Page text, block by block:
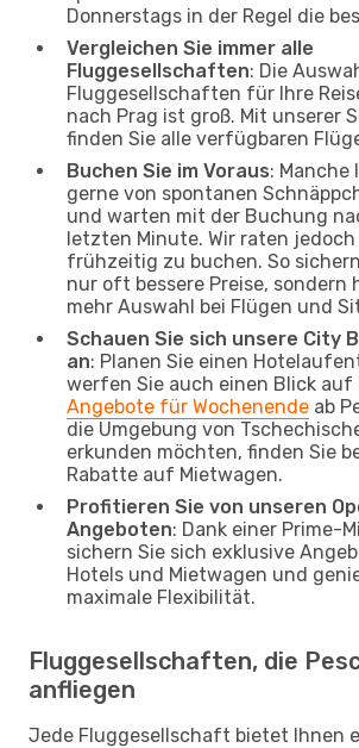
Donnerstags in der Regel die
Vergleichen Sie immer alle
Fluggesellschaften: Die
Fluggesellschaften für Ihre
nach Prag ist groß. Mit unserer
finden Sie alle verfügbaren
Buchen Sie im Voraus: Manche
gerne von spontanen
und warten mit der Buchung
letzten Minute. Wir raten jedoch
frühzeitig zu buchen. So
nur oft bessere Preise, sondern
mehr Auswahl bei Flügen und
Schauen Sie sich unsere City
an: Planen Sie einen
werfen Sie auch einen Blick auf
Angebote für Wochenende ab
die Umgebung von
erkunden möchten, finden Sie
Rabatte auf Mietwagen.
Profitieren Sie von unseren
Angeboten: Dank einer Prime-
sichern Sie sich exklusive
Hotels und Mietwagen und
maximale Flexibilität.
Fluggesellschaften, die
anfliegen
Jede Fluggesellschaft bietet Ihnen